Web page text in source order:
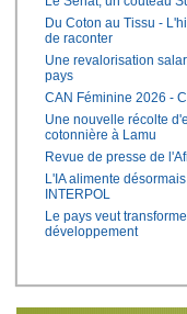
Du Coton au Tissu -
de raconter
Une revalorisation
pays
CAN Féminine 2026 -
Une nouvelle récolte
cotonnière à Lamu
Revue de presse de
L'IA alimente
INTERPOL
Le pays veut
développement